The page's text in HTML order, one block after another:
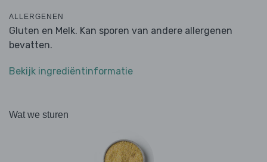
ALLERGENEN
Gluten en Melk. Kan sporen van andere allergenen
bevatten.
Bekijk ingrediëntinformatie
Wat we sturen